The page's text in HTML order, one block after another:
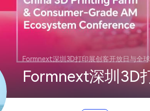
Formnext深圳3D打印展创客开放日与全
Formnext深圳3D